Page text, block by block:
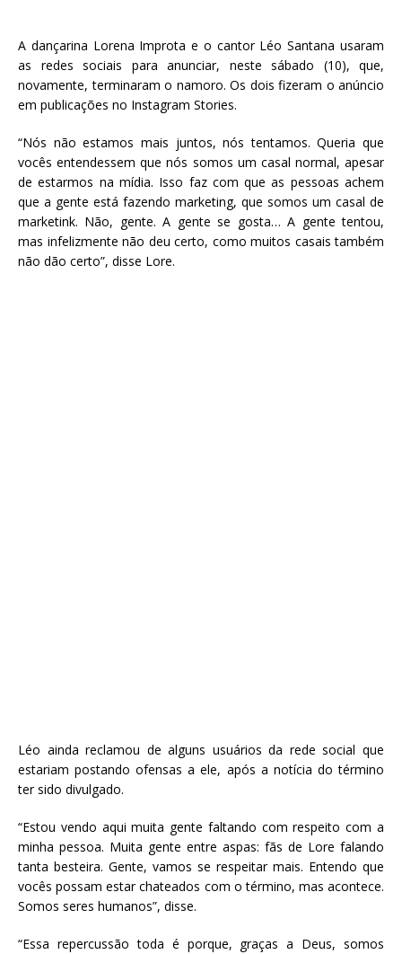
A dançarina Lorena Improta e o cantor Léo Santana usaram
as redes sociais para anunciar, neste sábado (10), que,
novamente, terminaram o namoro. Os dois fizeram o anúncio
em publicações no Instagram Stories.
“Nós não estamos mais juntos, nós tentamos. Queria que
vocês entendessem que nós somos um casal normal, apesar
de estarmos na mídia. Isso faz com que as pessoas achem
que a gente está fazendo marketing, que somos um casal de
marketink. Não, gente. A gente se gosta… A gente tentou,
mas infelizmente não deu certo, como muitos casais também
não dão certo”, disse Lore.
Léo ainda reclamou de alguns usuários da rede social que
estariam postando ofensas a ele, após a notícia do término
ter sido divulgado.
“Estou vendo aqui muita gente faltando com respeito com a
minha pessoa. Muita gente entre aspas: fãs de Lore falando
tanta besteira. Gente, vamos se respeitar mais. Entendo que
vocês possam estar chateados com o término, mas acontece.
Somos seres humanos”, disse.
“Essa repercussão toda é porque, graças a Deus, somos